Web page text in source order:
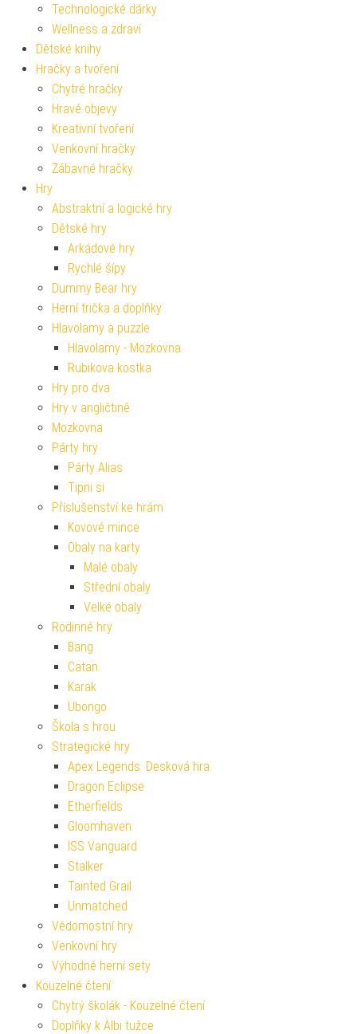
Technologické dárky
Wellness a zdraví
Dětské knihy
Hračky a tvoření
Chytré hračky
Hravé objevy
Kreativní tvoření
Venkovní hračky
Zábavné hračky
Hry
Abstraktní a logické hry
Dětské hry
Arkádové hry
Rychlé šípy
Dummy Bear hry
Herní trička a doplňky
Hlavolamy a puzzle
Hlavolamy - Mozkovna
Rubikova kostka
Hry pro dva
Hry v angličtině
Mozkovna
Párty hry
Párty Alias
Tipni si
Příslušenství ke hrám
Kovové mince
Obaly na karty
Malé obaly
Střední obaly
Velké obaly
Rodinné hry
Bang
Catan
Karak
Ubongo
Škola s hrou
Strategické hry
Apex Legends: Desková hra
Dragon Eclipse
Etherfields
Gloomhaven
ISS Vanguard
Stalker
Tainted Grail
Unmatched
Vědomostní hry
Venkovní hry
Výhodné herní sety
Kouzelné čtení
Chytrý školák - Kouzelné čtení
Doplňky k Albi tužce